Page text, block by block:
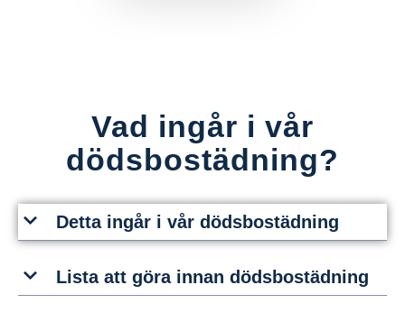
Vad ingår i vår
dödsbostädning?
Detta ingår i vår dödsbostädning
Lista att göra innan dödsbostädning